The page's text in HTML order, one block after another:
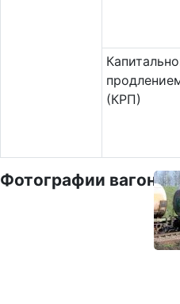
(КРП)
Фотографии вагона